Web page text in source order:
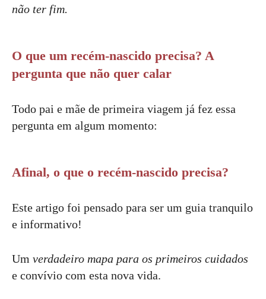
não ter fim.
O que um recém-nascido precisa? A
pergunta que não quer calar
Todo pai e mãe de primeira viagem já fez essa
pergunta em algum momento:
Afinal, o que o recém-nascido precisa?
Este artigo foi pensado para ser um guia tranquilo
e informativo!
Um verdadeiro mapa para os primeiros cuidados
e convívio com esta nova vida.